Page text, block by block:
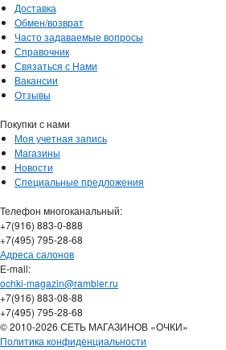
Доставка
Обмен/возврат
Часто задаваемые вопросы
Справочник
Связаться с Нами
Вакансии
Отзывы
Покупки с нами
Моя учетная запись
Магазины
Новости
Специальные предложения
Телефон многоканальный:
+7(916) 883-0-888
+7(495) 795-28-68
Адреса салонов
Е-mail:
ochki-magazin@rambler.ru
+7(916) 883-08-88
+7(495) 795-28-68
© 2010-2026 СЕТЬ МАГАЗИНОВ «ОЧКИ»
Политика конфиденциальности